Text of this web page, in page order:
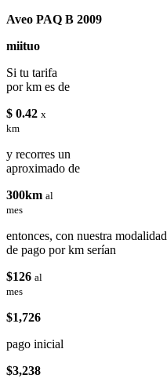
Aveo PAQ B 2009
miituo
Si tu tarifa
por km es de
$ 0.42 x
km
y recorres un
aproximado de
300km al
mes
entonces, con nuestra modalidad
de pago por km serían
$126 al
mes
$1,726
pago inicial
$3,238